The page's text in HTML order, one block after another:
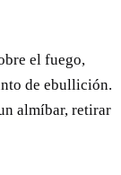
el fuego,
de ebullición.
almíbar, retirar